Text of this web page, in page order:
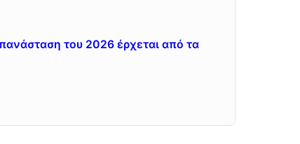
του 2026 έρχεται από τα